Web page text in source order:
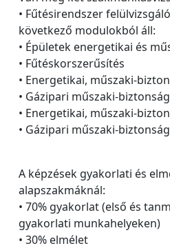
• Fűtésirendszer
következő modulokból áll:
• Épületek energetikai és
• Fűtéskorszerűsítés
• Energetikai, műszaki-
• Gázipari műszaki-
• Energetikai, műszaki-
• Gázipari műszaki-
A képzések gyakorlati és
alapszakmáknál:
• 70% gyakorlat (első és
gyakorlati munkahelyeken)
• 30% elmélet